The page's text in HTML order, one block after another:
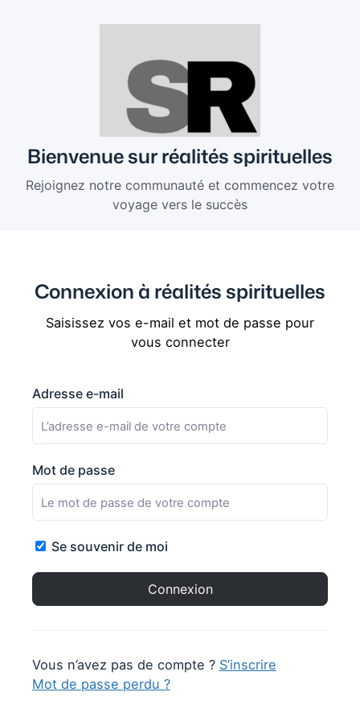
Bienvenue sur réalités spirituelles
Rejoignez notre communauté et commencez votre
voyage vers le succès
Connexion à réalités spirituelles
Saisissez vos e-mail et mot de passe pour
vous connecter
Adresse e-mail
Mot de passe
Se souvenir de moi
Vous n’avez pas de compte ? S’inscrire
Mot de passe perdu ?